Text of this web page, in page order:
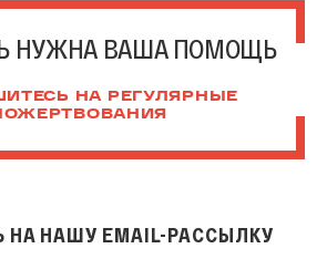
НУЖНА ВАША ПОМОЩЬ
НА РЕГУЛЯРНЫЕ
НАШУ EMAIL-РАССЫЛКУ